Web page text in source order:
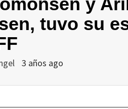
tuvo su
3 años ago